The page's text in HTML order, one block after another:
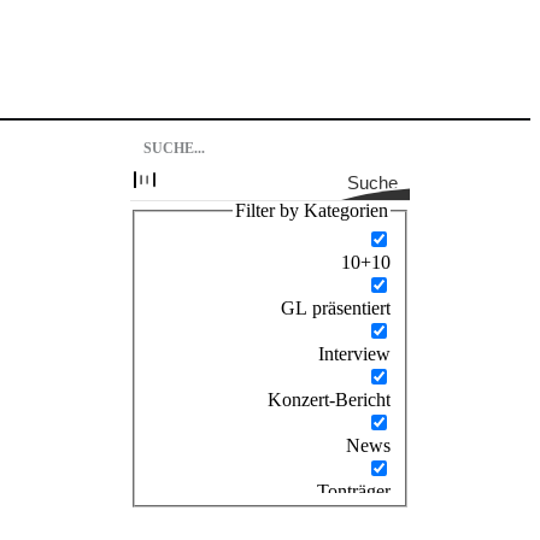
Suche
Filter by Kategorien
10+10
GL präsentiert
Interview
Konzert-Bericht
News
Tonträger